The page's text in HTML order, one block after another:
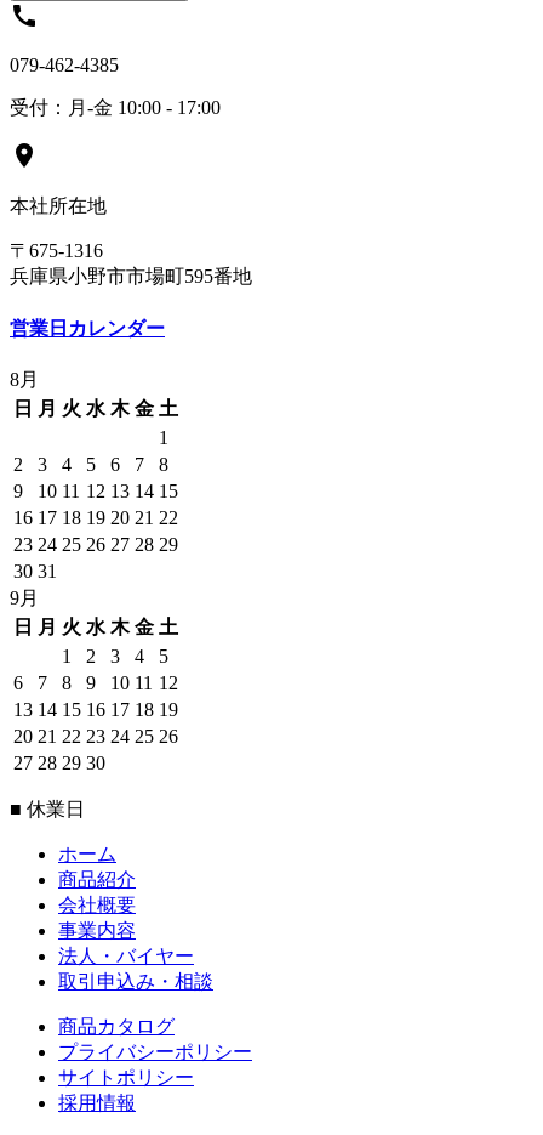
call
079-462-4385
受付：月-金 10:00 - 17:00
location_on
本社所在地
〒675-1316
兵庫県小野市市場町595番地
営業日カレンダー
8月
日
月 火 水 木 金 土
1
2
3 4 5 6 7
8
9
10 11 12 13 14 15
16 17 18 19 20 21 22
23 24 25 26 27 28 29
30 31
9月
日
月 火 水 木 金 土
1
2 3 4
5
6
7 8 9 10 11 12
13 14 15 16 17 18 19
20 21 22 23 24 25 26
27 28 29 30
■ 休業日
ホーム
商品紹介
会社概要
事業内容
法人・バイヤー
取引申込み・相談
商品カタログ
プライバシーポリシー
サイトポリシー
採用情報